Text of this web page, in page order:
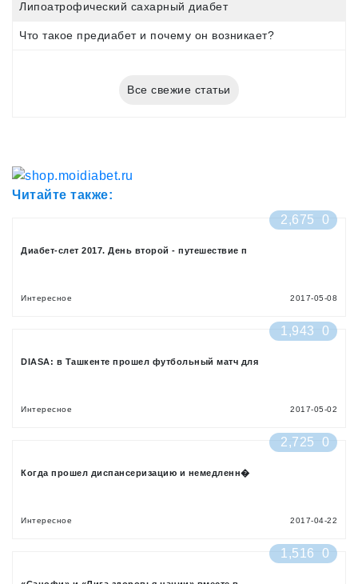
Липоатрофический сахарный диабет
Что такое предиабет и почему он возникает?
Все свежие статьи
Читайте также:
2,675
0
Диабет-слет 2017. День второй - путешествие п
Интересное 2017-05-08
1,943 0
DIASA: в Ташкенте прошел футбольный матч для
Интересное 2017-05-02
2,725 0
Когда прошел диспансеризацию и немедленн�
Интересное 2017-04-22
1,516 0